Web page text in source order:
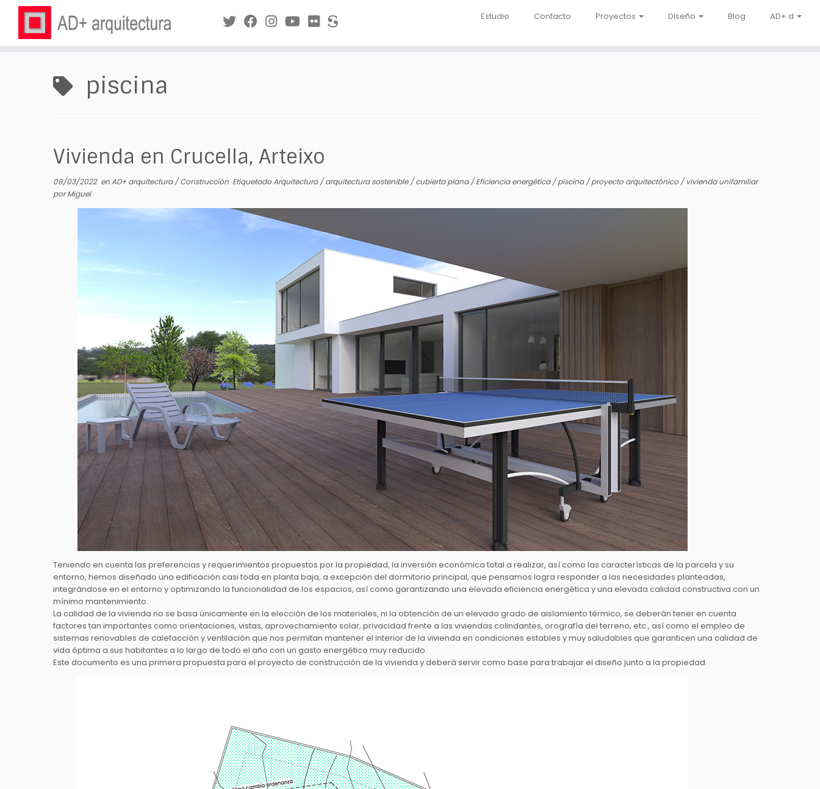
Estudio Contacto Proyectos Diseño Blog AD+ d
piscina
Vivienda en Crucella, Arteixo
08/03/2022enAD+ arquitectura/Construcción EtiquetadoArquitectura/arquitectura sostenible/cubierta plana/Eficiencia energética/piscina/proyecto arquitectónico /vivienda unifamiliar
porMiguel
Teniendo en cuenta las preferencias y requerimientos propuestos por la propiedad, la inversión económica total a realizar, así como las características de la parcela y su
entorno, hemos diseñado una edificación casi toda en planta baja, a excepción del dormitorio principal, que pensamos logra responder a las necesidades planteadas,
integrándose en el entorno y optimizando la funcionalidad de los espacios, así como garantizando una elevada eficiencia energética y una elevada calidad constructiva con un
mínimo mantenimiento.
La calidad de la vivienda no se basa únicamente en la elección de los materiales, ni la obtención de un elevado grado de aislamiento térmico, se deberán tener en cuenta
factores tan importantes como orientaciones, vistas, aprovechamiento solar, privacidad frente a las viviendas colindantes, orografía del terreno, etc., así como el empleo de
sistemas renovables de calefacción y ventilación que nos permitan mantener el interior de la vivienda en condiciones estables y muy saludables que garanticen una calidad de
vida óptima a sus habitantes a lo largo de todo el año con un gasto energético muy reducido.
Este documento es una primera propuesta para el proyecto de construcción de la vivienda y deberá servir como base para trabajar el diseño junto a la propiedad.